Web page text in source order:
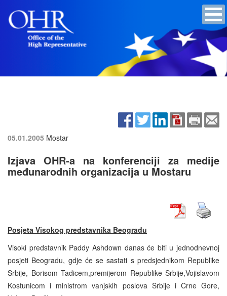
05.01.2005 Mostar
Izjava OHR-a na konferenciji za medije
međunarodnih organizacija u Mostaru
Posjeta Visokog predstavnika Beogradu
Visoki predstavnik Paddy Ashdown danas će biti u jednodnevnoj
posjeti Beogradu, gdje će se sastati s predsjednikom Republike
Srbije, Borisom Tadicem,premijerom Republike Srbije,Vojislavom
Kostunicom i ministrom vanjskih poslova Srbije i Crne Gore,